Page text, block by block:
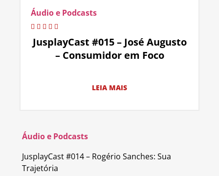
Áudio e Podcasts
JusplayCast #015 – José Augusto
– Consumidor em Foco
LEIA MAIS
Áudio e Podcasts
JusplayCast #014 – Rogério Sanches: Sua
Trajetória